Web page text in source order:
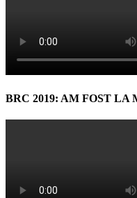
BRC 2019: AM FOST